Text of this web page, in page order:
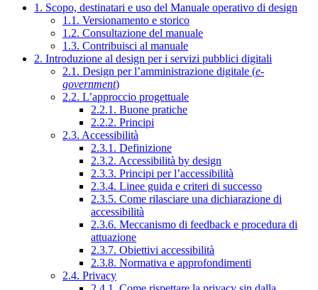
1. Scopo, destinatari e uso del Manuale operativo di design
1.1. Versionamento e storico
1.2. Consultazione del manuale
1.3. Contribuisci al manuale
2. Introduzione al design per i servizi pubblici digitali
2.1. Design per l’amministrazione digitale (e-
government)
2.2. L’approccio progettuale
2.2.1. Buone pratiche
2.2.2. Principi
2.3. Accessibilità
2.3.1. Definizione
2.3.2. Accessibilità by design
2.3.3. Principi per l’accessibilità
2.3.4. Linee guida e criteri di successo
2.3.5. Come rilasciare una dichiarazione di
accessibilità
2.3.6. Meccanismo di feedback e procedura di
attuazione
2.3.7. Obiettivi accessibilità
2.3.8. Normativa e approfondimenti
2.4. Privacy